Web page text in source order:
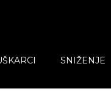
SNIŽENJE